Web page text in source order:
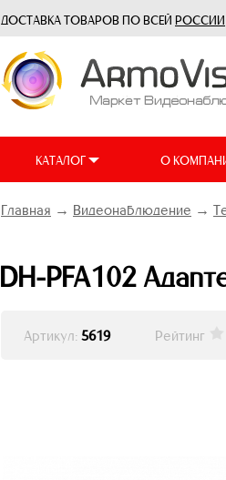
ДОСТАВКА ТОВАРОВ ПО ВСЕЙ РОССИИ
КАТАЛОГ О
Главная → Видеонаблюдение →
DH-PFA102
Артикул: 5619 Рейтинг